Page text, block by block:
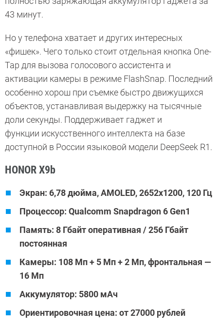
43 минут.
Но у телефона хватает и других интересных
«фишек». Чего только стоит отдельная кнопка One-
Tap для вызова голосового ассистента и
активации камеры в режиме FlashSnap. Последний
особенно хорош при съемке быстро движущихся
объектов, устанавливая выдержку на тысячные
доли секунды. Поддерживает гаджет и
функции искусственного интеллекта на базе
доступной в России языковой модели DeepSeek R1.
HONOR X9b
Экран: 6,78 дюйма, AMOLED, 2652x1200, 120 Гц
Процессор: Qualcomm Snapdragon 6 Gen1
Память: 8 Гбайт оперативная / 256 Гбайт
постоянная
Камеры: 108 Мп + 5 Мп + 2 Мп, фронтальная —
16 Мп
Аккумулятор: 5800 мАч
Ориентировочная цена: от 27000 рублей